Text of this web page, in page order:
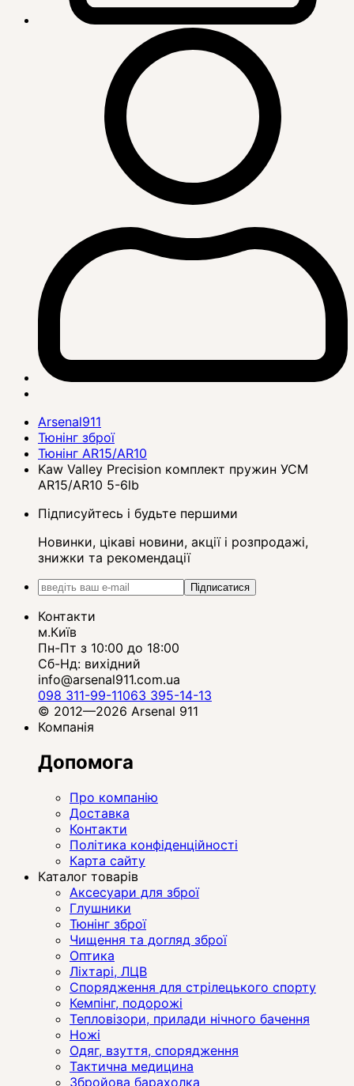
Arsenal911
Тюнінг зброї
Тюнінг AR15/AR10
Kaw Valley Precision комплект пружин УСМ
AR15/AR10 5-6lb
Підписуйтесь і будьте першими
Новинки, цікаві новини, акції і розпродажі,
знижки та рекомендації
Підписатися
Контакти
м.Київ
Пн-Пт з 10:00 до 18:00
Сб-Нд: вихідний
info@arsenal911.com.ua
098 311-99-11063 395-14-13
© 2012—2026 Arsenal 911
Компанія
Допомога
Про компанію
Доставка
Контакти
Політика конфіденційності
Карта сайту
Каталог товарів
Аксесуари для зброї
Глушники
Тюнінг зброї
Чищення та догляд зброї
Оптика
Ліхтарі, ЛЦВ
Спорядження для стрілецького спорту
Кемпінг, подорожі
Тепловізори, прилади нічного бачення
Ножі
Одяг, взуття, спорядження
Тактична медицина
Збройова барахолка